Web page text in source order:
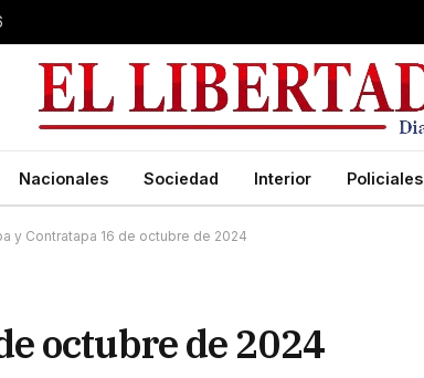
Nacionales Sociedad Interior Policiales
y Contratapa 16 de octubre de 2024
octubre de 2024